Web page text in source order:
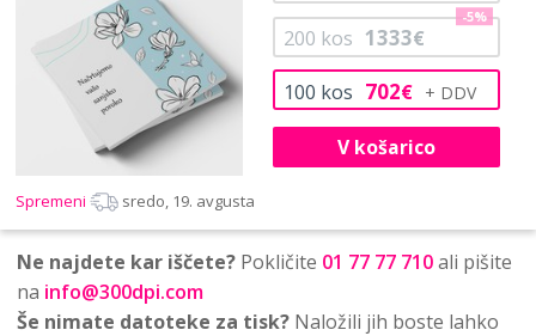
100 kos 702€
200 kos 1333€
-5%
V košarico
Spremeni sredo, 19. avgusta
Ne najdete kar iščete? Pokličite 01 77 77 710ali pišite
na info@300dpi.com
Še nimate datoteke za tisk? Naložili jih boste lahko